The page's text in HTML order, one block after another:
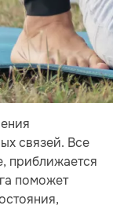
связей. Все
приближается
поможет